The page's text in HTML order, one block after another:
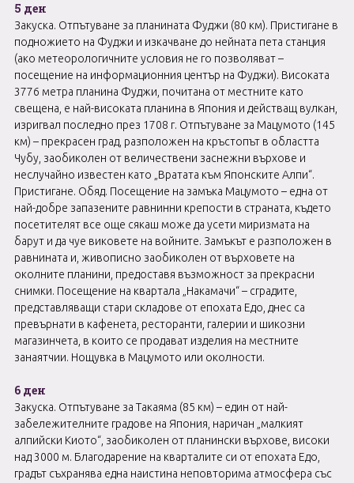
5 ден
Закуска. Отпътуване за планината Фуджи (80 км). Пристигане в
подножието на Фуджи и изкачване до нейната пета станция
(ако метеорологичните условия не го позволяват –
посещение на информационния център на Фуджи). Високата
3776 метра планина Фуджи, почитана от местните като
свещена, е най-високата планина в Япония и действащ вулкан,
изригвал последно през 1708 г. Отпътуване за Мацумото (145
км) – прекрасен град, разположен на кръстопът в областта
Чубу, заобиколен от величествени заснежни върхове и
неслучайно известен като „Вратата към Японските Алпи“.
Пристигане. Обяд. Посещение на замъка Мацумото – една от
най-добре запазените равнинни крепости в страната, където
посетителят все още сякаш може да усети миризмата на
барут и да чуе виковете на войните. Замъкът е разположен в
равнината и, живописно заобиколен от върховете на
околните планини, предоставя възможност за прекрасни
снимки. Посещение на квартала „Накамачи“ – сградите,
представляващи стари складове от епохата Едо, днес са
превърнати в кафенета, ресторанти, галерии и шикозни
магазинчета, в които се продават изделия на местните
занаятчии. Нощувка в Мацумото или околности.
6 ден
Закуска. Отпътуване за Такаяма (85 км) – един от най-
забележителните градове на Япония, наричан „малкият
алпийски Киото“, заобиколен от планински върхове, високи
над 3000 м. Благодарение на кварталите си от епохата Едо,
градът съхранява една наистина неповторима атмосфера със